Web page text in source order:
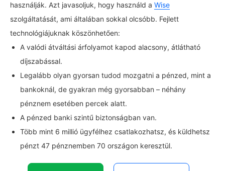
használják. Azt javasoljuk, hogy használd a Wise
szolgáltatását, ami általában sokkal olcsóbb. Fejlett
technológiájuknak köszönhetően:
A valódi átváltási árfolyamot kapod alacsony, átlátható
díjszabással.
Legalább olyan gyorsan tudod mozgatni a pénzed, mint a
bankoknál, de gyakran még gyorsabban – néhány
pénznem esetében percek alatt.
A pénzed banki szintű biztonságban van.
Több mint 6 millió ügyfélhez csatlakozhatsz, és küldhetsz
pénzt 47 pénznemben 70 országon keresztül.